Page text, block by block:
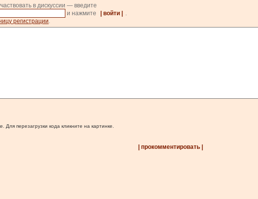
в дискуссии — введите
и нажмите | войти |
.
регистрации.
перезагрузки кода кликните на картинке.
| прокомментировать |